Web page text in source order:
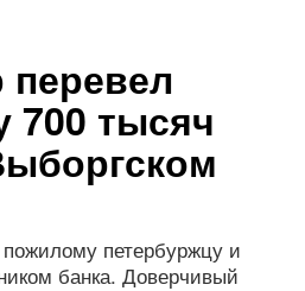
перевел
700 тысяч
петербуржцу и
банка. Доверчивый